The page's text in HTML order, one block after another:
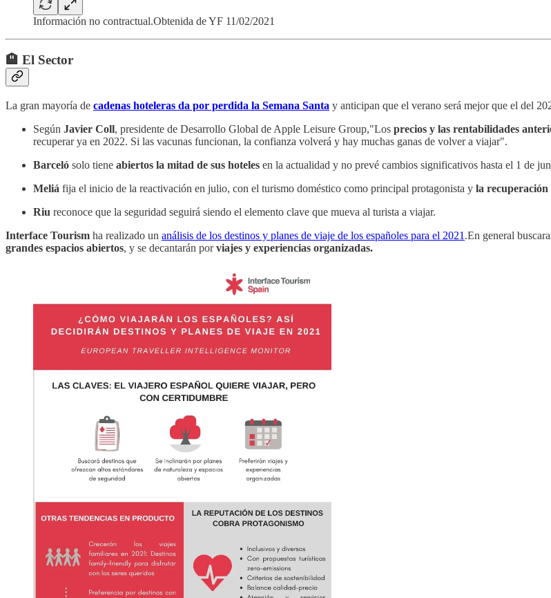
Información no contractual.Obtenida de YF 11/02/2021
🏨 El Sector
La gran mayoría de cadenas hoteleras da por perdida la Semana Santa y anticipan que el verano será mejor que el del
Según Javier Coll, presidente de Desarrollo Global de Apple Leisure Group,"Los precios y las rentabilidades
recuperar ya en 2022. Si las vacunas funcionan, la confianza volverá y hay muchas ganas de volver a viajar".
Barceló solo tiene abiertos la mitad de sus hoteles en la actualidad y no prevé cambios significativos hasta el 1 de
Meliá fija el inicio de la reactivación en julio, con el turismo doméstico como principal protagonista y la recuperación
Riu reconoce que la seguridad seguirá siendo el elemento clave que mueva al turista a viajar.
Interface Tourism ha realizado un análisis de los destinos y planes de viaje de los españoles para el 2021 .En general
grandes espacios abiertos, y se decantarán porviajes y experiencias organizadas.